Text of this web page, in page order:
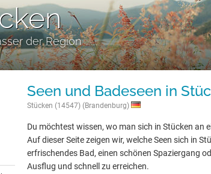
der Region
Seen und Badeseen in
Stücken (14547) (Brandenburg)
Du möchtest wissen, wo man sich in Stücken an
Auf dieser Seite zeigen wir, welche Seen sich in
erfrischendes Bad, einen schönen Spaziergang
Ausflug und schnell zu erreichen.